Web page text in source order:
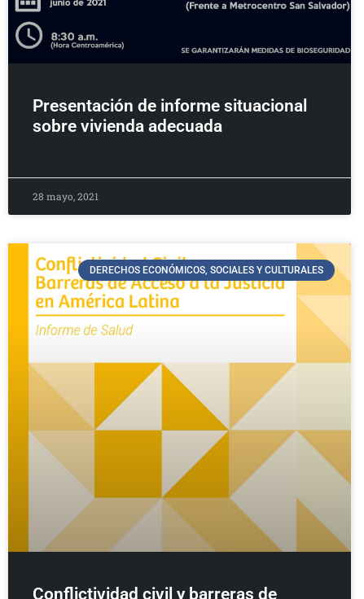
Presentación de informe situacional
sobre vivienda adecuada
28 mayo, 2021
DERECHOS ECONÓMICOS, SOCIALES Y CULTURALES
Conflictividad civil y barreras de